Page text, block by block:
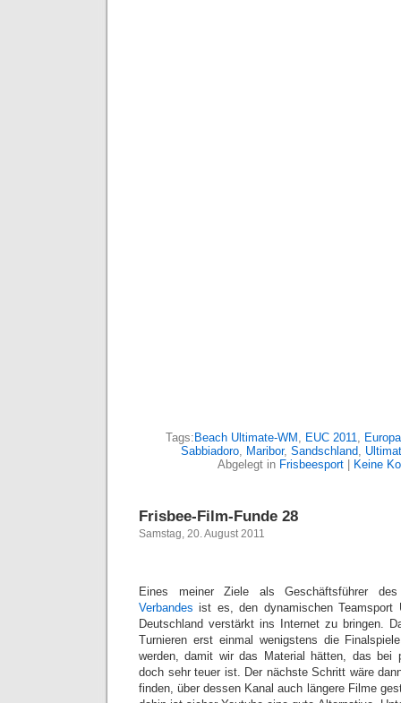
Tags: Beach Ultimate-WM , EUC 2011,
Sabbiadoro, Maribor, Sandschland,
Abgelegt in Frisbeesport Keine
Frisbee-Film-Funde 28
Samstag, 20. August 2011
Eines meiner Ziele als Geschäftsführer
Verbandes ist es, den dynamischen Teamsport
Deutschland verstärkt ins Internet zu bringen.
Turnieren erst einmal wenigstens die
werden, damit wir das Material hätten, das bei
doch sehr teuer ist. Der nächste Schritt wäre
finden, über dessen Kanal auch längere Filme